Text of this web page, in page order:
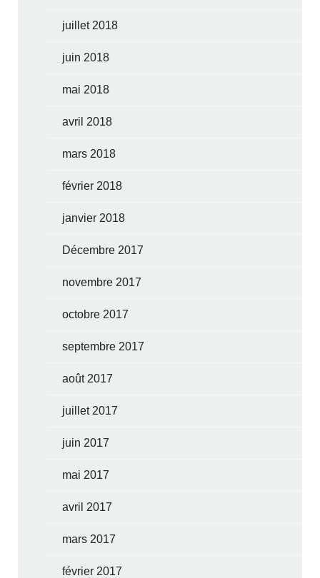
juillet 2018
juin 2018
mai 2018
avril 2018
mars 2018
février 2018
janvier 2018
Décembre 2017
novembre 2017
octobre 2017
septembre 2017
août 2017
juillet 2017
juin 2017
mai 2017
avril 2017
mars 2017
février 2017